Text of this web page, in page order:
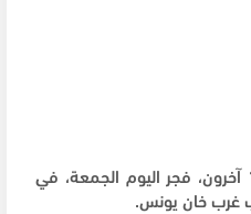
استشهدت مواطنة وأصيب 15 آخرون، فجر اليوم الجمعة، في
غرب خان يونس.